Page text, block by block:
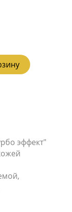
эффект"